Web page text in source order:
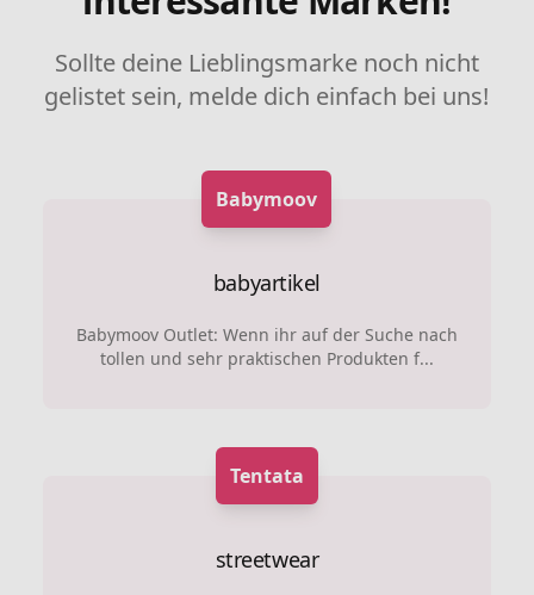
Sollte deine Lieblingsmarke noch nicht
gelistet sein, melde dich einfach bei uns!
Babymoov
babyartikel
Babymoov Outlet: Wenn ihr auf der Suche nach
tollen und sehr praktischen Produkten f...
Tentata
streetwear